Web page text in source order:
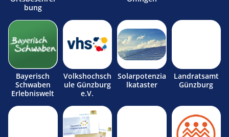
bung
Bayerisch
Schwaben
Erlebniswelt
Volkshochsch
ule Günzburg
e.V.
Solarpotenzia
lkataster
Landratsamt
Günzburg